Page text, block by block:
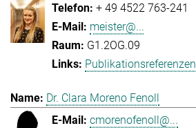
+ 49 4522 763-241
meister@...
G1.2OG.09
Publikationsreferenzen
Dr. Clara Moreno Fenoll
cmorenofenoll@...